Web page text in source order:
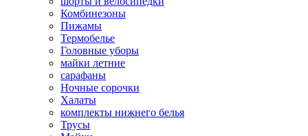
Комбинезоны
Пижамы
Термобелье
Головные уборы
майки летние
сарафаны
Ночные сорочки
Халаты
комплекты нижнего белья
Трусы